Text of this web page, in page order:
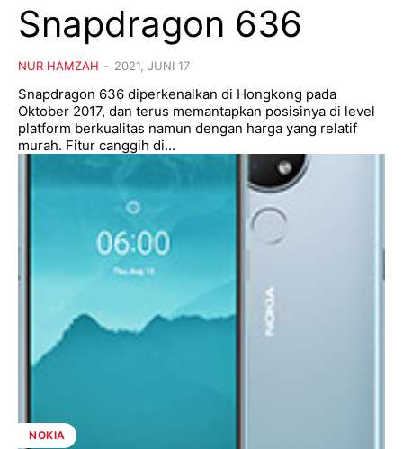
Snapdragon 636
NUR HAMZAH - 2021, JUNI 17
Snapdragon 636 diperkenalkan di Hongkong pada
Oktober 2017, dan terus memantapkan posisinya di level
platform berkualitas namun dengan harga yang relatif
murah. Fitur canggih di...
NOKIA